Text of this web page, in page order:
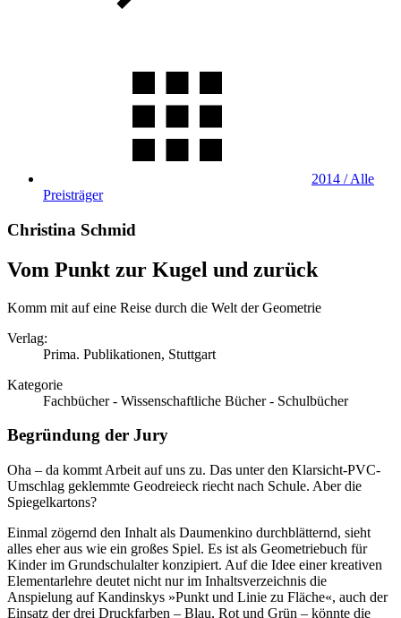
2014 / Alle
Preisträger
Christina Schmid
Vom Punkt zur Kugel und zurück
Komm mit auf eine Reise durch die Welt der Geometrie
Verlag:
Prima. Publikationen, Stuttgart
Kategorie
Fachbücher - Wissenschaftliche Bücher - Schulbücher
Begründung der Jury
Oha – da kommt Arbeit auf uns zu. Das unter den Klarsicht-PVC-
Umschlag geklemmte Geodreieck riecht nach Schule. Aber die
Spiegelkartons?
Einmal zögernd den Inhalt als Daumenkino durchblätternd, sieht
alles eher aus wie ein großes Spiel. Es ist als Geometriebuch für
Kinder im Grundschulalter konzipiert. Auf die Idee einer kreativen
Elementarlehre deutet nicht nur im Inhaltsverzeichnis die
Anspielung auf Kandinskys »Punkt und Linie zu Fläche«, auch der
Einsatz der drei Druckfarben – Blau, Rot und Grün – könnte die